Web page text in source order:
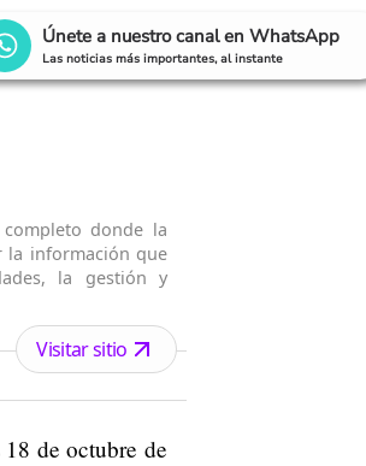
Únete a nuestro canal en WhatsApp
Las noticias más importantes, al instante
donde la
la información que
la gestión y
Visitar sitio
de octubre de